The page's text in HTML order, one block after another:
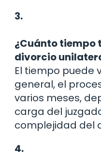
3.
¿Cuánto tiempo
divorcio
El tiempo puede
general, el
varios meses,
carga del
complejidad del
4.